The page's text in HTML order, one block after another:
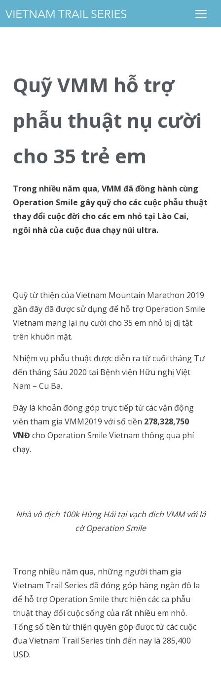
Quỹ VMM hỗ trợ
phẫu thuật nụ cười
cho 35 trẻ em
Trong nhiều năm qua, VMM đã đồng hành cùng
Operation Smile gây quỹ cho các cuộc phẫu thuật
thay đổi cuộc đời cho các em nhỏ tại Lào Cai,
ngôi nhà của cuộc đua chạy núi ultra.
Quỹ từ thiện của Vietnam Mountain Marathon 2019
gần đây đã được sử dụng để hỗ trợ Operation Smile
Vietnam mang lại nụ cười cho 35 em nhỏ bị dị tật
trên khuôn mặt.
Nhiệm vụ phẫu thuật được diễn ra từ cuối tháng Tư
đến tháng Sáu 2020 tại Bệnh viện Hữu nghị Việt
Nam – Cu Ba.
Đây là khoản đóng góp trực tiếp từ các vận động
viên tham gia VMM2019 với số tiền 278,328,750
VNĐ cho Operation Smile Vietnam thông qua phí
chạy.
Nhà vô địch 100k Hùng Hải tại vạch đich VMM với lá
cờ Operation Smile
Trong nhiều năm qua, những người tham gia
Vietnam Trail Series đã đóng góp hàng ngàn đô la
để hỗ trợOperation Smile thực hiện các ca phẫu
thuật thay đổi cuộc sống của rất nhiều em nhỏ.
Tổng số tiền từ thiện quyên góp được từ các cuộc
đua Vietnam Trail Series tính đến nay là 285,400
USD.